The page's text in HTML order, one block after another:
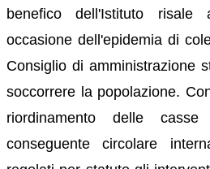
benefico dell'Istituto
occasione dell'epidemia di
Consiglio di amministrazione
soccorrere la popolazione.
riordinamento delle
conseguente circolare